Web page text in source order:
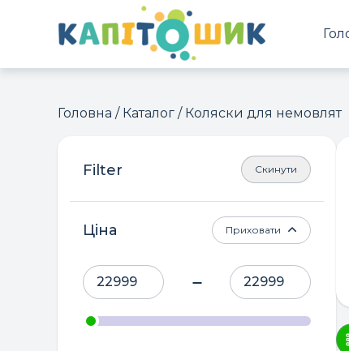
Головна / Каталог / Коляски для немовлят
Скинути
Ціна Приховати